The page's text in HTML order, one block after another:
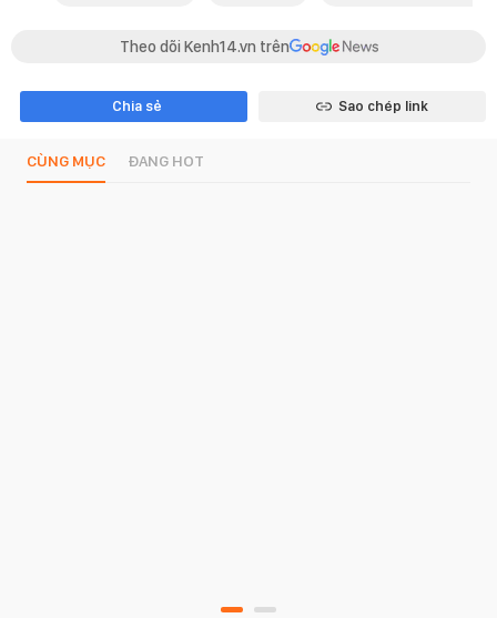
Theo dõi Kenh14.vn trên
Chia sẻ Sao chép link
CÙNG MỤC ĐANG HOT